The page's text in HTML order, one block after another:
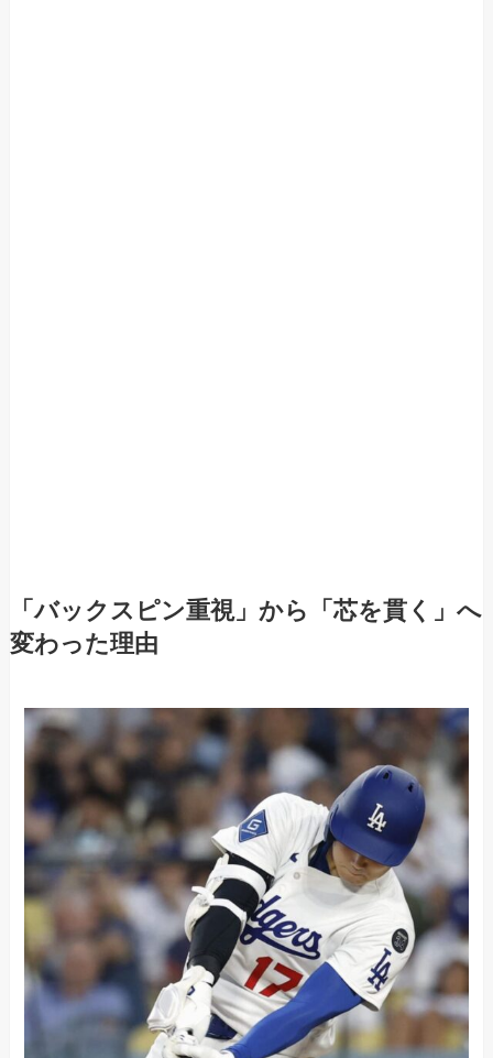
「バックスピン重視」から「芯を貫く」へ
変わった理由